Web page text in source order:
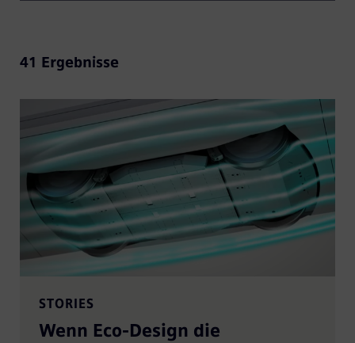
41 Ergebnisse
STORIES
Wenn Eco‑Design die